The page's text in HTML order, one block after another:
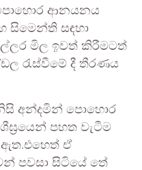
පොහොර ආනයනය
සිමෙන්ති සඳහා
මිල ඉවත් කිරීමටත්
රැස්වීමේ දී තීරණය
අන්දමින් පොහොර
පහත වැටීම
ඒ
පවසා සිටියේ තේ